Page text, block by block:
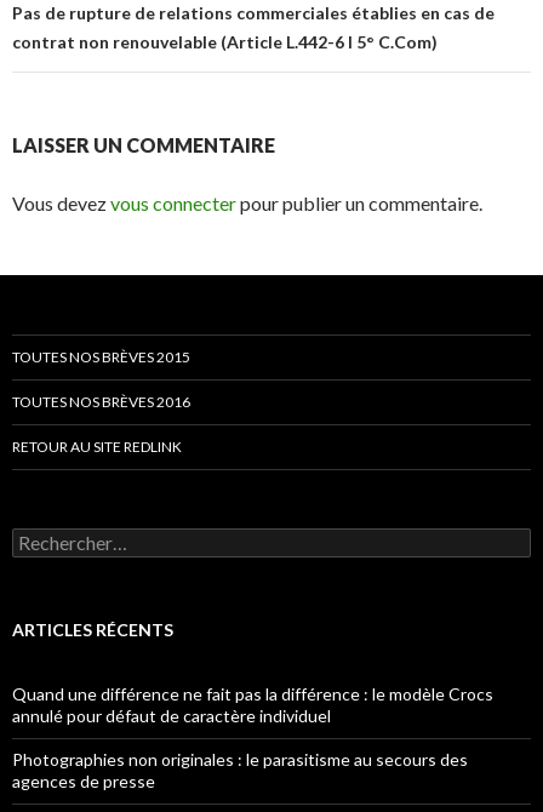
Pas de rupture de relations commerciales établies en cas de
contrat non renouvelable (Article L.442-6 I 5° C.Com)
LAISSER UN COMMENTAIRE
Vous devezvous connecterpour publier un commentaire.
TOUTES NOS BRÈVES 2015
TOUTES NOS BRÈVES 2016
RETOUR AU SITE REDLINK
Rechercher :
ARTICLES RÉCENTS
Quand une différence ne fait pas la différence : le modèle Crocs
annulé pour défaut de caractère individuel
Photographies non originales : le parasitisme au secours des
agences de presse